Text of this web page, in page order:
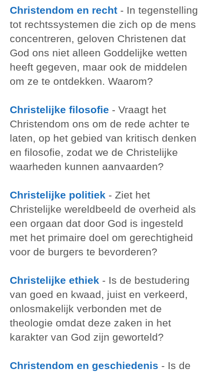
Christendom en recht - In tegenstelling
tot rechtssystemen die zich op de mens
concentreren, geloven Christenen dat
God ons niet alleen Goddelijke wetten
heeft gegeven, maar ook de middelen
om ze te ontdekken. Waarom?
Christelijke filosofie - Vraagt het
Christendom ons om de rede achter te
laten, op het gebied van kritisch denken
en filosofie, zodat we de Christelijke
waarheden kunnen aanvaarden?
Christelijke politiek - Ziet het
Christelijke wereldbeeld de overheid als
een orgaan dat door God is ingesteld
met het primaire doel om gerechtigheid
voor de burgers te bevorderen?
Christelijke ethiek - Is de bestudering
van goed en kwaad, juist en verkeerd,
onlosmakelijk verbonden met de
theologie omdat deze zaken in het
karakter van God zijn geworteld?
Christendom en geschiedenis - Is de